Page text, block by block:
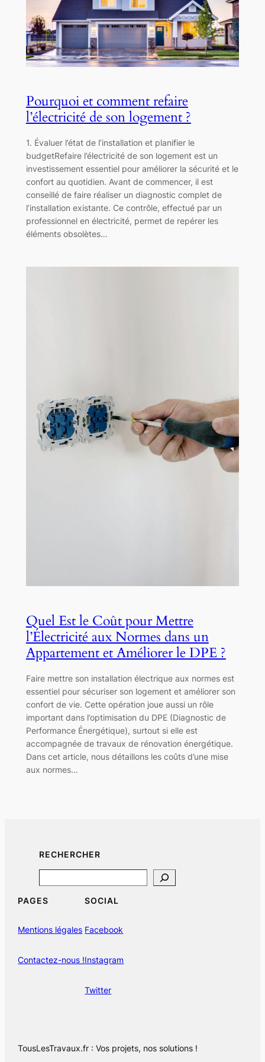
Pourquoi et comment refaire
l’électricité de son logement ?
1. Évaluer l’état de l’installation et planifier le
budgetRefaire l’électricité de son logement est un
investissement essentiel pour améliorer la sécurité et le
confort au quotidien. Avant de commencer, il est
conseillé de faire réaliser un diagnostic complet de
l’installation existante. Ce contrôle, effectué par un
professionnel en électricité, permet de repérer les
éléments obsolètes…
Quel Est le Coût pour Mettre
l’Électricité aux Normes dans un
Appartement et Améliorer le DPE ?
Faire mettre son installation électrique aux normes est
essentiel pour sécuriser son logement et améliorer son
confort de vie. Cette opération joue aussi un rôle
important dans l’optimisation du DPE (Diagnostic de
Performance Énergétique), surtout si elle est
accompagnée de travaux de rénovation énergétique.
Dans cet article, nous détaillons les coûts d’une mise
aux normes…
RECHERCHER
PAGES
Mentions légales
Contactez-nous !
SOCIAL
Facebook
Instagram
Twitter
TousLesTravaux.fr : Vos projets, nos solutions !